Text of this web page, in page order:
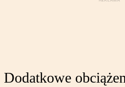
Dodatkowe